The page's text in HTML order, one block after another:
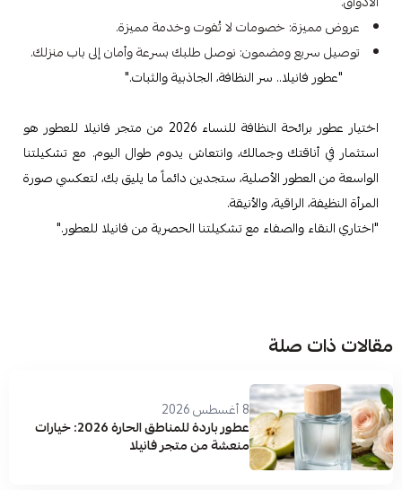
عروض مميزة: خصومات لا تُفوت وخدمة مميزة.
توصيل سريع ومضمون: نوصل طلبك بسرعة وأمان إلى باب منزلك.
"عطور فانيلا.. سر النظافة، الجاذبية والثبات."
اختيار عطور برائحة النظافة للنساء 2026 من متجر فانيلا للعطور هو
استثمار في أناقتك وجمالك، وانتعاش يدوم طوال اليوم. مع تشكيلتنا
الواسعة من العطور الأصلية، ستجدين دائماً ما يليق بك، لتعكسي صورة
المرأة النظيفة، الراقية، والأنيقة.
"اختاري النقاء والصفاء مع تشكيلتنا الحصرية من فانيلا للعطور."
مقالات ذات صلة
8 أغسطس 2026
عطور باردة للمناطق الحارة 2026: خيارات
منعشة من متجر فانيلا